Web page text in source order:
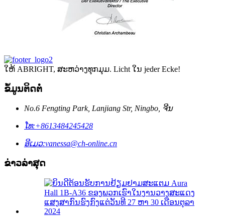
ໃຫ້ ABRIGHT, ສະຫວ່າງທຸກມຸມ. Licht ໃນ jeder Ecke!
ຂໍ້ມູນຕິດຕໍ່
No.6 Fengting Park, Lanjiang Str, Ningbo, ຈີນ
ໂທ:+8613484245428
ອີເມວ:vanessa@ch-online.cn
ຂ່າວລ່າສຸດ